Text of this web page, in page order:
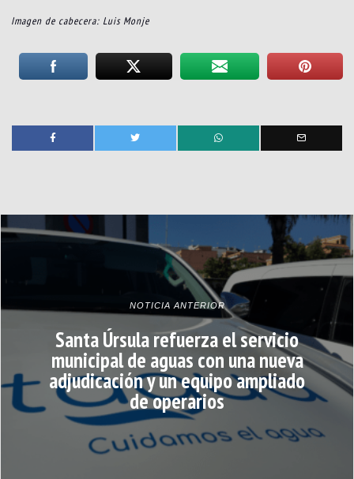
Imagen de cabecera: Luis Monje
NOTICIA ANTERIOR
Santa Úrsula refuerza el servicio
municipal de aguas con una nueva
adjudicación y un equipo ampliado
de operarios